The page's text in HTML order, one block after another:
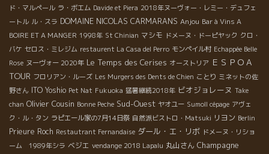
ド・マルペール ラ・ボエム Davide et Piera 2018年ヌーヴォー・レミー・デュフェ
ートル ル・スラ DOMAINE NICOLAS CARMARANS Anjou Bar à Vins A
BOIRE ET A MANGER 1998年 St Chinian マシモ ドメーヌ・ドーピヤック クロ・
バケ セロス・ミレジム restaurent La Casa del Perro モンペイル村 Echappée Belle
Rose ヌーヴォー 2020年 Le Temps des Cerises オーストリア ＥＳＰＯＡ
TOUR フロリアン・ルーズ Les Murgers des Dents de Chien ことり ミネットの佐
野さん ITO Yoshio Pet Nat Fukuoka 猛暑継続2018年 ビオジョレーヌ Take
chan Olivier Cousin Bonne Peche Sud-Ouest ヤオユー Sumoll cépage アヴェ
ク・ル・タン ラピエール家の7月14日祭 自然派ビストロ・Matsuki リヨン Berlin
Prieure Roch Restautrant Fernandaise ダール・エ・リボ ドメーヌ・リショ
ーム 1989年シラ ベジエ vendange 2018 Lapalu 丸山さん Champagne